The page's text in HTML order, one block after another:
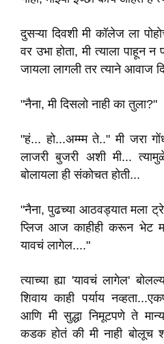
दुसऱ्या दिवशी मी कॉलेज ला
वर उभा होता, मी त्याला पाहून
जायला लागली तर त्याने आवाज
"नैना, मी दिसलो नाही का तुला?"
"हं... हो...अम्म्म ते.." मी जरा
लाजरी बुजरी अशी मी...
बोलायला ही संकोचत होती...
"नैना, पुढच्या आठवड्यात मला
प्लिज आज काहीही करून भेट
यावचं लागेल...."
त्याच्या ह्या 'यावचं लागेल'
शिवाय काही पर्याय
आणि मी सुद्धा निमूटपणे ते
कडक होतं की मी नाही बोलूच